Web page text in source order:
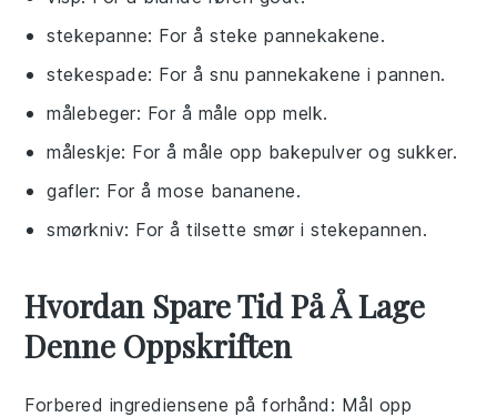
stekepanne: For å steke pannekakene.
stekespade: For å snu pannekakene i pannen.
målebeger: For å måle opp melk.
måleskje: For å måle opp bakepulver og sukker.
gafler: For å mose bananene.
smørkniv: For å tilsette smør i stekepannen.
Hvordan Spare Tid På Å Lage
Denne Oppskriften
Forbered ingrediensene på forhånd : Mål opp